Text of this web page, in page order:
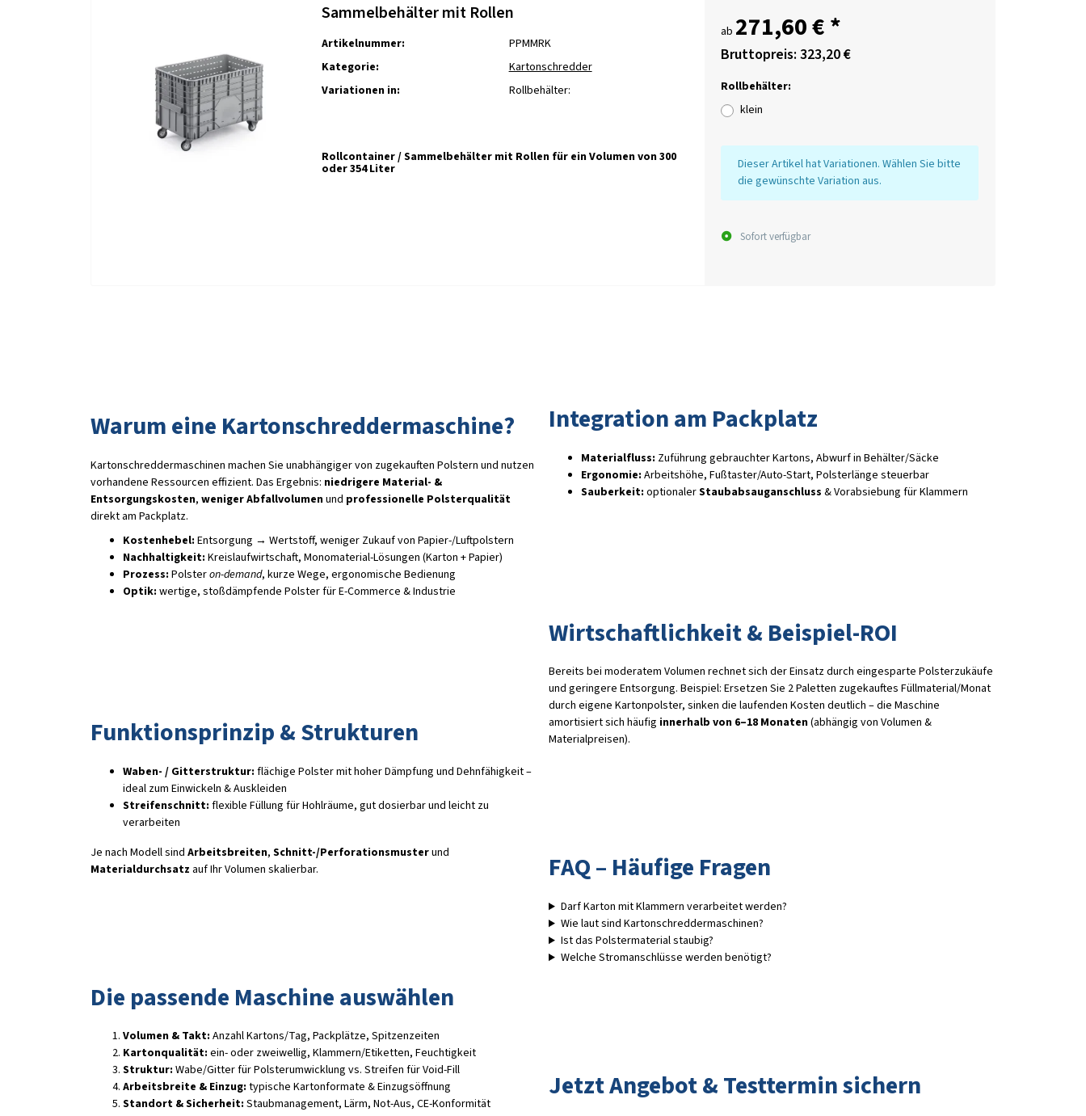
Sammelbehälter mit Rollen
Artikelnummer:
PPMMRK
Kategorie:
Kartonschredder
Variationen in:
Rollbehälter:
Rollcontainer / Sammelbehälter mit Rollen für ein Volumen von 300
oder 354 Liter
ab 271,60 €*
Bruttopreis: 323,20 €
Rollbehälter:
klein
x
Dieser Artikel hat Variationen. Wählen Sie bitte
die gewünschte Variation aus.
Sofort verfügbar
Warum eine Kartonschreddermaschine?
Kartonschreddermaschinen machen Sie unabhängiger von zugekauften Polstern und nutzen
vorhandene Ressourcen effizient. Das Ergebnis: niedrigere Material- &
Entsorgungskosten, weniger Abfallvolumenund professionelle Polsterqualität
direkt am Packplatz.
Kostenhebel: Entsorgung → Wertstoff, weniger Zukauf von Papier-/Luftpolstern
Nachhaltigkeit: Kreislaufwirtschaft, Monomaterial-Lösungen (Karton + Papier)
Prozess: Polsteron-demand, kurze Wege, ergonomische Bedienung
Optik: wertige, stoßdämpfende Polster für E-Commerce & Industrie
Funktionsprinzip & Strukturen
Waben- / Gitterstruktur: flächige Polster mit hoher Dämpfung und Dehnfähigkeit –
ideal zum Einwickeln & Auskleiden
Streifenschnitt: flexible Füllung für Hohlräume, gut dosierbar und leicht zu
verarbeiten
Je nach Modell sind Arbeitsbreiten, Schnitt-/Perforationsmusterund
Materialdurchsatz auf Ihr Volumen skalierbar.
Die passende Maschine auswählen
Volumen & Takt: Anzahl Kartons/Tag, Packplätze, Spitzenzeiten
Kartonqualität: ein- oder zweiwellig, Klammern/Etiketten, Feuchtigkeit
Struktur: Wabe/Gitter für Polsterumwicklung vs. Streifen für Void-Fill
Arbeitsbreite & Einzug: typische Kartonformate & Einzugsöffnung
Standort & Sicherheit: Staubmanagement, Lärm, Not-Aus, CE-Konformität
Integration am Packplatz
Materialfluss: Zuführung gebrauchter Kartons, Abwurf in Behälter/Säcke
Ergonomie: Arbeitshöhe, Fußtaster/Auto-Start, Polsterlänge steuerbar
Sauberkeit: optionalerStaubabsauganschluss & Vorabsiebung für Klammern
Wirtschaftlichkeit & Beispiel-ROI
Bereits bei moderatem Volumen rechnet sich der Einsatz durch eingesparte Polsterzukäufe
und geringere Entsorgung. Beispiel: Ersetzen Sie 2 Paletten zugekauftes Füllmaterial/Monat
durch eigene Kartonpolster, sinken die laufenden Kosten deutlich – die Maschine
amortisiert sich häufig innerhalb von 6–18 Monaten(abhängig von Volumen &
Materialpreisen).
FAQ – Häufige Fragen
Darf Karton mit Klammern verarbeitet werden?
Wie laut sind Kartonschreddermaschinen?
Ist das Polstermaterial staubig?
Welche Stromanschlüsse werden benötigt?
Jetzt Angebot & Testtermin sichern